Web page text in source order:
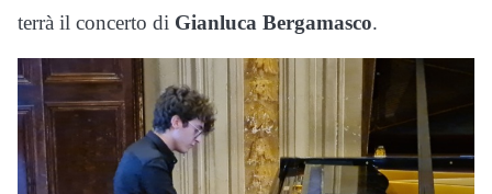
terrà il concerto di Gianluca Bergamasco.